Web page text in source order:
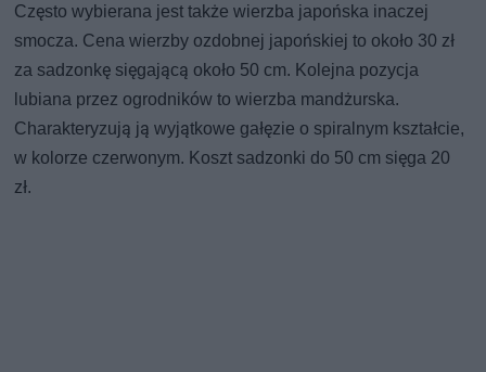
Często wybierana jest także wierzba japońska inaczej
smocza. Cena wierzby ozdobnej japońskiej to około 30 zł
za sadzonkę sięgającą około 50 cm. Kolejna pozycja
lubiana przez ogrodników to wierzba mandżurska.
Charakteryzują ją wyjątkowe gałęzie o spiralnym kształcie,
w kolorze czerwonym. Koszt sadzonki do 50 cm sięga 20
zł.